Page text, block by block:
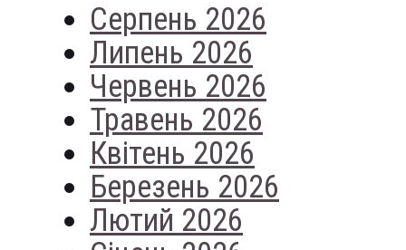
Серпень 2026
Липень 2026
Червень 2026
Травень 2026
Квітень 2026
Березень 2026
Лютий 2026